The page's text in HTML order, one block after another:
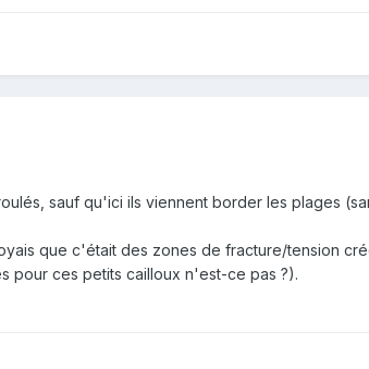
sauf qu'ici ils viennent border les plages
que c'était des zones de fracture/tension
pour ces petits cailloux n'est-ce pas ?).